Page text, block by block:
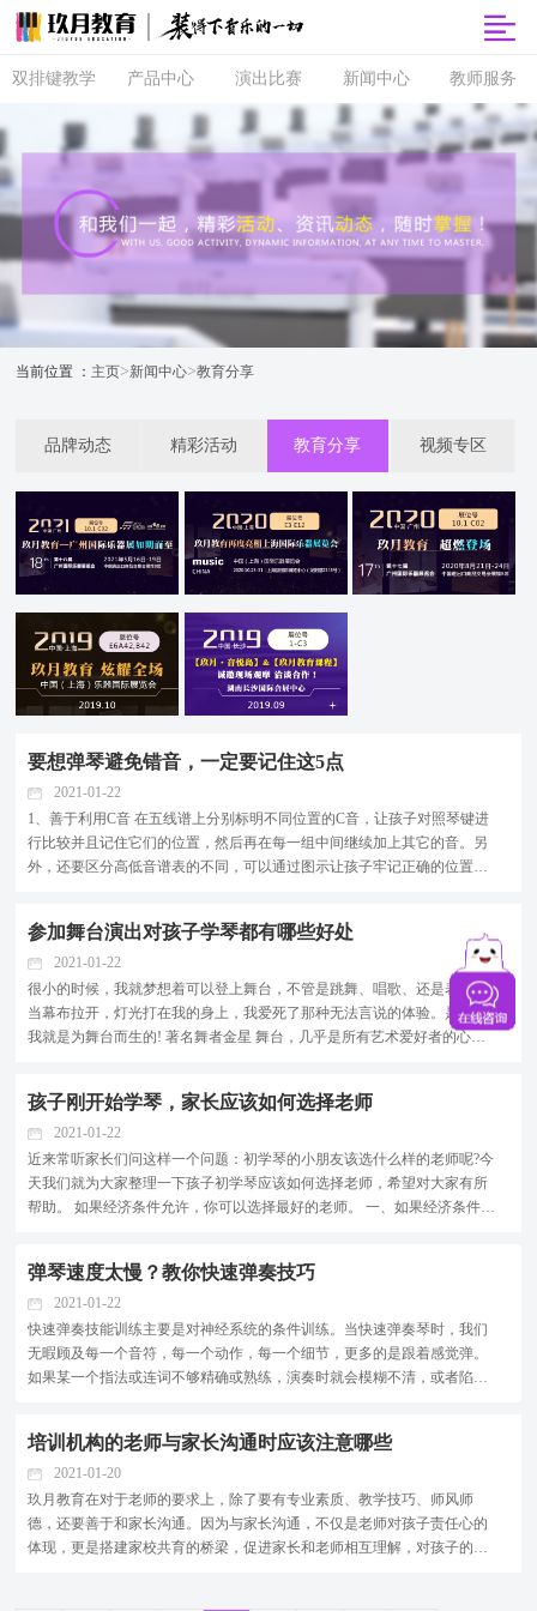
双排键教学
双排键
课程体系
直营校区
音协考级
双排键升级
产品中心
玖月商城
玖月智能音
玖月琴房
玖月琴房云
玖月·音悦岛
演出比赛
音乐会
央视演出
玖乐团
新闻中心
品牌动态
精彩活动
教育分享
视频专区
教师服务
师资培训
玖月教师俱
师资查询
全国师资招
当前位置 ： 主页>新闻中心>教育分享
品牌动态 精彩活动 教育分享 视频专区
要想弹琴避免错音，一定要记住这5点
2021-01-22
1、善于利用C音 在五线谱上分别标明不同位置的C音，让孩子对照琴键进
行比较并且记住它们的位置，然后再在每一组中间继续加上其它的音。另
外，还要区分高低音谱表的不同，可以通过图示让孩子牢记正确的位置。
初学孩子比较适用...
参加舞台演出对孩子学琴都有哪些好处
2021-01-22
很小的时候，我就梦想着可以登上舞台，不管是跳舞、唱歌、还是表演。
当幕布拉开，灯光打在我的身上，我爱死了那种无法言说的体验。是的，
我就是为舞台而生的! 著名舞者金星 舞台，几乎是所有艺术爱好者的心之
都拥有站上大型...
孩子刚开始学琴，家长应该如何选择老师
2021-01-22
近来常听家长们问这样一个问题：初学琴的小朋友该选什么样的老师呢?今
天我们就为大家整理一下孩子初学琴应该如何选择老师，希望对大家有所
帮助。 如果经济条件允许，你可以选择最好的老师。 一、如果经济条件允
弹琴速度太慢？教你快速弹奏技巧
2021-01-22
快速弹奏技能训练主要是对神经系统的条件训练。当快速弹奏琴时，我们
无暇顾及每一个音符，每一个动作，每一个细节，更多的是跟着感觉弹。
如果某一个指法或连词不够精确或熟练，演奏时就会模糊不清，或者陷入
培训机构的老师与家长沟通时应该注意哪些
2021-01-20
玖月教育在对于老师的要求上，除了要有专业素质、教学技巧、师风师
德，还要善于和家长沟通。因为与家长沟通，不仅是老师对孩子责任心的
体现，更是搭建家校共育的桥梁，促进家长和老师相互理解，对孩子的学